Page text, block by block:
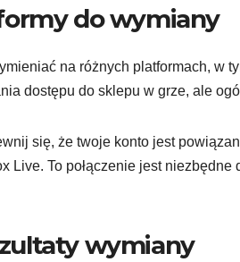
do wymiany
na różnych platformach, w
dostępu do sklepu w grze, ale
się, że twoje konto jest
Live. To połączenie jest
wymiany